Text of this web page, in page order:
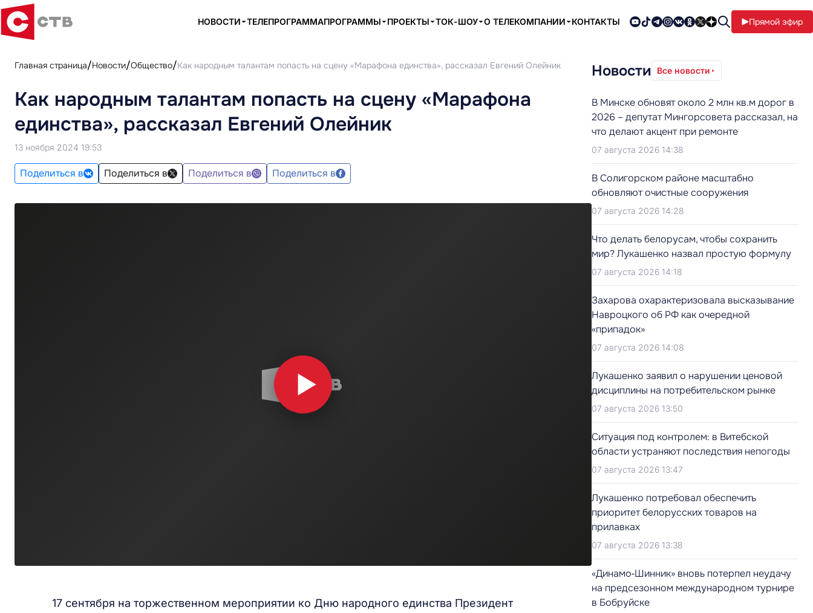
НОВОСТИ ТЕЛЕПРОГРАММАПРОГРАММЫ ПРОЕКТЫ ТОК-ШОУ О ТЕЛЕКОМПАНИИ КОНТАКТЫ Прямой эфир
Главная страница Новости Общество Как народным талантам попасть на сцену «Марафона единства», рассказал Евгений Олейник
Как народным талантам попасть на сцену «Марафона
единства», рассказал Евгений Олейник
13 ноября 2024 19:53
Поделиться в Поделиться в Поделиться в Поделиться в
17 сентября на торжественном мероприятии ко Дню народного единства Президент
Новости Все новости
В Минске обновят около 2 млн кв.м дорог в
2026 – депутат Мингорсовета рассказал, на
что делают акцент при ремонте
07 августа 2026 14:38
В Солигорском районе масштабно
обновляют очистные сооружения
07 августа 2026 14:28
Что делать белорусам, чтобы сохранить
мир? Лукашенко назвал простую формулу
07 августа 2026 14:18
Захарова охарактеризовала высказывание
Навроцкого об РФ как очередной
«припадок»
07 августа 2026 14:08
Лукашенко заявил о нарушении ценовой
дисциплины на потребительском рынке
07 августа 2026 13:50
Ситуация под контролем: в Витебской
области устраняют последствия непогоды
07 августа 2026 13:47
Лукашенко потребовал обеспечить
приоритет белорусских товаров на
прилавках
07 августа 2026 13:38
«Динамо‑Шинник» вновь потерпел неудачу
на предсезонном международном турнире
в Бобруйске